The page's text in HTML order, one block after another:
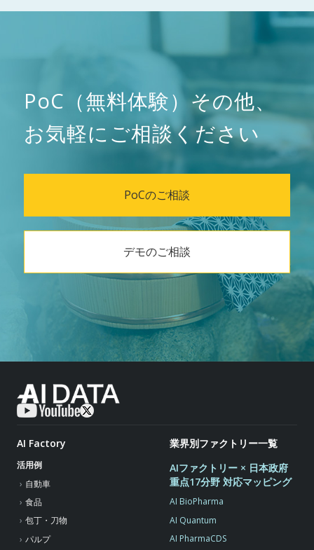
PoC（無料体験）その他、
お気軽にご相談ください
PoCのご相談
デモのご相談
AI Factory
活用例
自動車
食品
包丁・刀物
パルプ
業界別ファクトリー一覧
AIファクトリー × 日本政府
重点17分野 対応マッピング
AI BioPharma
AI Quantum
AI PharmaCDS